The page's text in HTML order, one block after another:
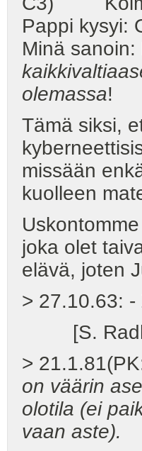
Pappi kysyi:
Minä
olemassa!
Tämä siksi,
missään
kuolleen
joka olet
elävä, joten
> 27.10.63: -
[S.
>
on väärin
olotila (ei
vaan aste).